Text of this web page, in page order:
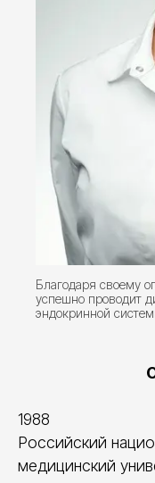
Благодаря своему
успешно проводит
эндокринной
1988
Российский
медицинский